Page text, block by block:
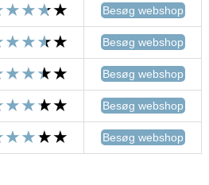
Besøg webshop
Besøg webshop
Besøg webshop
Besøg webshop
Besøg webshop